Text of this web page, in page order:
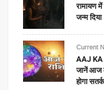
रामायण
जन्म दिया
Current
AAJ
जानें आज
होगा